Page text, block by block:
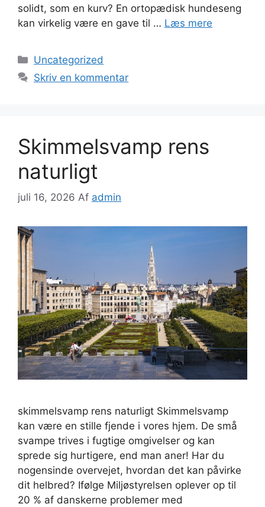
solidt, som en kurv? En ortopædisk hundeseng
kan virkelig være en gave til … Læs mere
Kategorier
Uncategorized
Skriv en kommentar
Skimmelsvamp rens
naturligt
juli 16, 2026 Af admin
skimmelsvamp rens naturligt Skimmelsvamp
kan være en stille fjende i vores hjem. De små
svampe trives i fugtige omgivelser og kan
sprede sig hurtigere, end man aner! Har du
nogensinde overvejet, hvordan det kan påvirke
dit helbred? Ifølge Miljøstyrelsen oplever op til
20 % af danskerne problemer med